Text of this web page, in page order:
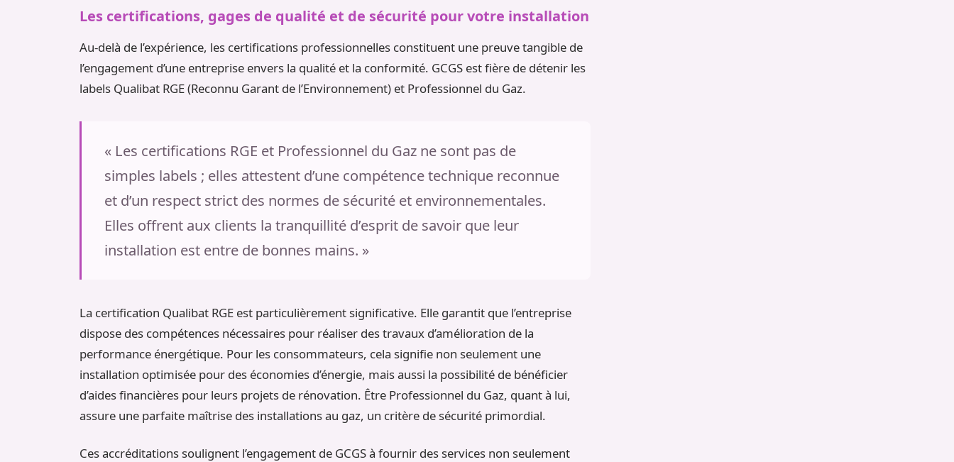
Les certifications, gages de qualité et de sécurité pour votre installation
Au-delà de l’expérience, les certifications professionnelles constituent une preuve tangible de
l’engagement d’une entreprise envers la qualité et la conformité. GCGS est fière de détenir les
labels Qualibat RGE (Reconnu Garant de l’Environnement) et Professionnel du Gaz.
« Les certifications RGE et Professionnel du Gaz ne sont pas de
simples labels ; elles attestent d’une compétence technique reconnue
et d’un respect strict des normes de sécurité et environnementales.
Elles offrent aux clients la tranquillité d’esprit de savoir que leur
installation est entre de bonnes mains. »
La certification Qualibat RGE est particulièrement significative. Elle garantit que l’entreprise
dispose des compétences nécessaires pour réaliser des travaux d’amélioration de la
performance énergétique. Pour les consommateurs, cela signifie non seulement une
installation optimisée pour des économies d’énergie, mais aussi la possibilité de bénéficier
d’aides financières pour leurs projets de rénovation. Être Professionnel du Gaz, quant à lui,
assure une parfaite maîtrise des installations au gaz, un critère de sécurité primordial.
Ces accréditations soulignent l’engagement de GCGS à fournir des services non seulement